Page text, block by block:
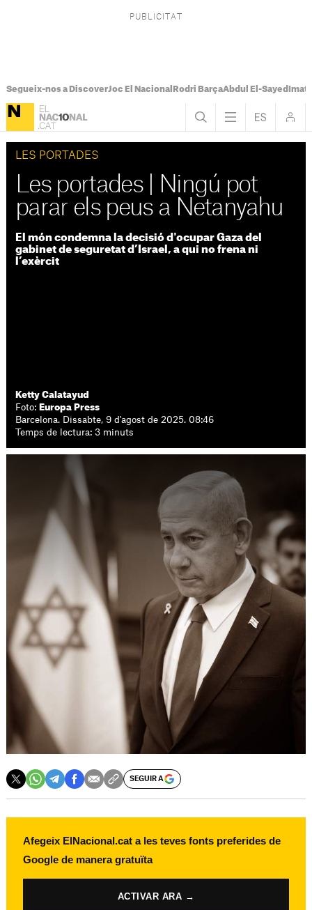
Segueix-nos a DiscoverJoc El Nacional Rodri BarçaAbdul El-Sayed
LES PORTADES
Les portades | Ningú pot
parar els peus a Netanyahu
El món condemna la decisió d'ocupar Gaza del
gabinet de seguretat d’Israel, a qui no frena ni
l’exèrcit
Ketty Calatayud
Foto: Europa Press
Barcelona. Dissabte, 9 d'agost de 2025. 08:46
Temps de lectura: 3 minuts
SEGUIR A
Afegeix ElNacional.cat a les teves fonts preferides de
Google de manera gratuïta
ACTIVAR ARA →